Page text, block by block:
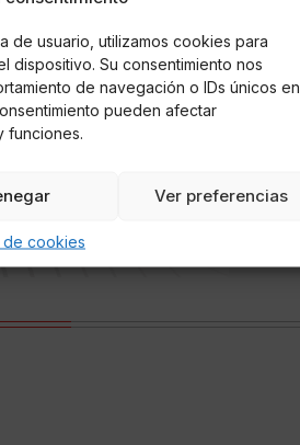
de usuario, utilizamos cookies para
dispositivo. Su consentimiento nos
de navegación o IDs únicos en
pueden afectar
funciones.
Ver preferencias
de cookies